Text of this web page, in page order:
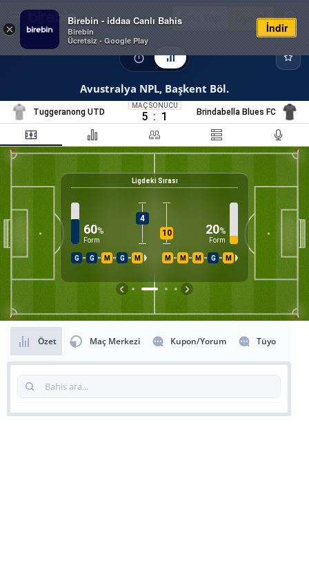
×
Birebin - iddaa Canlı Bahis
Birebin
Ücretsiz - Google Play
İndir
Giriş Yap Üye Ol
Avustralya NPL, Başkent Böl.
Tuggeranong UTD
MAÇ SONUCU
5 : 1 Brindabella Blues FC
Ligdeki Sırası
60%
Form
4
10
20%
Form
G G M G M M M M G M
Özet Maç Merkezi Kupon/Yorum Tüyo